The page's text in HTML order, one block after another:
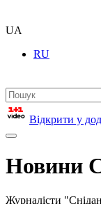
UA
RU
Відкрити у
Новини
Журналісти